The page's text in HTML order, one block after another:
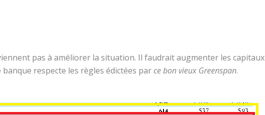
pas à améliorer la situation. Il faudrait augmenter les capitaux
respecte les règles édictées par ce bon vieux Greenspan.